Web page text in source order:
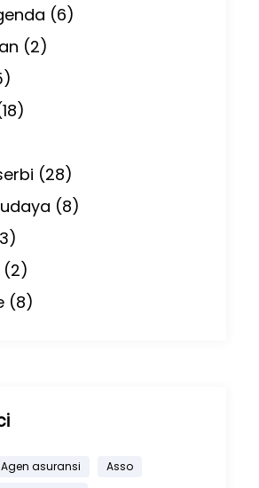
(6)
(2)
(28)
(8)
(2)
(8)
Agen asuransi
Asso